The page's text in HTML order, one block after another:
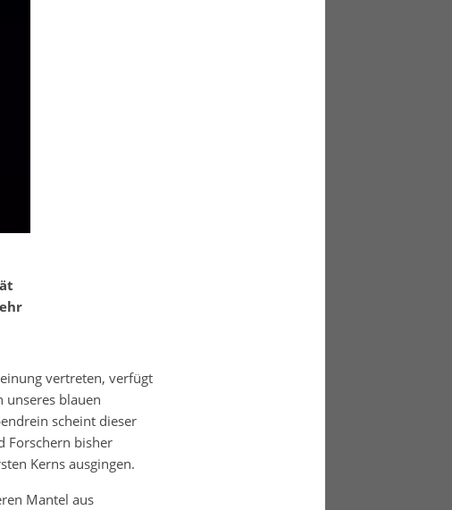
vertreten, verfügt
unseres blauen
scheint dieser
Forschern bisher
Kerns ausgingen.
Mantel aus